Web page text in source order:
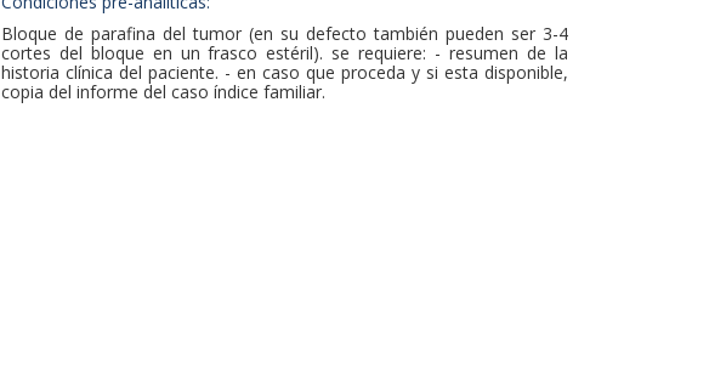
Bloque de parafina del tumor (en su defecto también pueden ser 3-4
cortes del bloque en un frasco estéril). se requiere: - resumen de la
historia clínica del paciente. - en caso que proceda y si esta disponible,
copia del informe del caso índice familiar.